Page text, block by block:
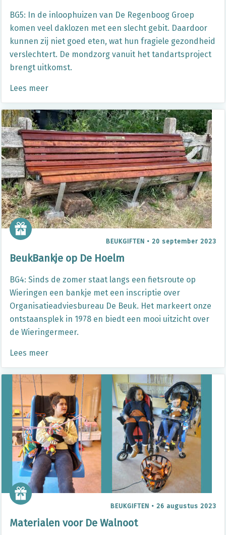
BG5: In de inloophuizen van De Regenboog Groep
komen veel daklozen met een slecht gebit. Daardoor
kunnen zij niet goed eten, wat hun fragiele gezondheid
verslechtert. De mondzorg vanuit het tandartsproject
brengt uitkomst.
Lees meer
BEUKGIFTEN • 20 september 2023
BeukBankje op De Hoelm
BG4: Sinds de zomer staat langs een fietsroute op
Wieringen een bankje met een inscriptie over
Organisatieadviesbureau De Beuk. Het markeert onze
ontstaansplek in 1978 en biedt een mooi uitzicht over
de Wieringermeer.
Lees meer
BEUKGIFTEN • 26 augustus 2023
Materialen voor De Walnoot